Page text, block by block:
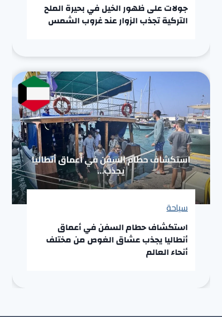
جولات على ظهور الخيل في بحيرة الملح
التركية تجذب الزوار عند غروب الشمس
سياحة
استكشاف حطام السفن في أعماق
أنطاليا يجذب عشاق الغوص من مختلف
أنحاء العالم